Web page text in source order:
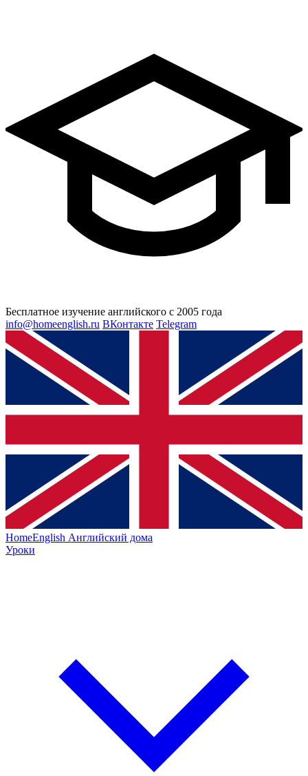
Бесплатное изучение английского с 2005 года
info@homeenglish.ru ВКонтакте Telegram
HomeEnglish Английский дома
Уроки